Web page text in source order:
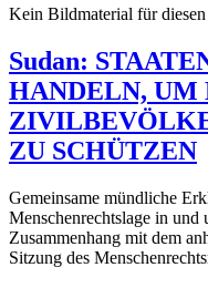
Kein Bildmaterial für
Sudan:
HANDELN, UM
ZU SCHÜTZEN
Gemeinsame mündliche
Menschenrechtslage in
Zusammenhang mit dem
Sitzung des